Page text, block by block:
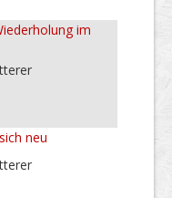
im
neu